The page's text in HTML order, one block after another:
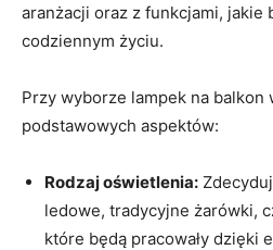
aranżacji oraz z funkcjami, jakie
codziennym życiu.
Przy wyborze lampek na
podstawowych aspektów:
Rodzaj oświetlenia:
ledowe, tradycyjne żarówki,
które będą pracowały dzięki